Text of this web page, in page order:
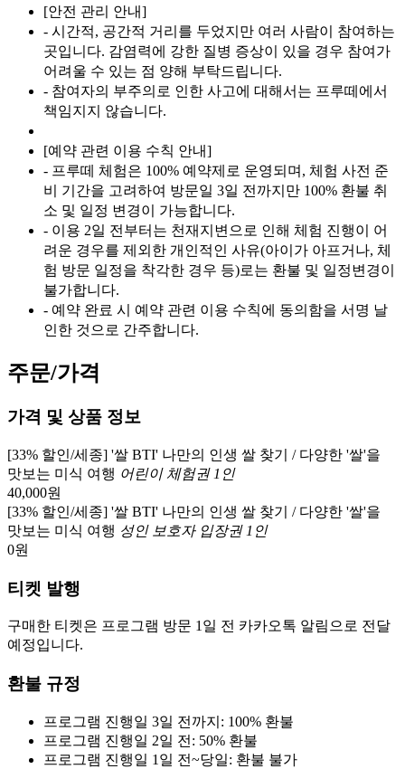
[안전 관리 안내]
- 시간적, 공간적 거리를 두었지만 여러 사람이 참여하는
곳입니다. 감염력에 강한 질병 증상이 있을 경우 참여가
어려울 수 있는 점 양해 부탁드립니다.
- 참여자의 부주의로 인한 사고에 대해서는 프루떼에서
책임지지 않습니다.
[예약 관련 이용 수칙 안내]
- 프루떼 체험은 100% 예약제로 운영되며, 체험 사전 준
비 기간을 고려하여 방문일 3일 전까지만 100% 환불 취
소 및 일정 변경이 가능합니다.
- 이용 2일 전부터는 천재지변으로 인해 체험 진행이 어
려운 경우를 제외한 개인적인 사유(아이가 아프거나, 체
험 방문 일정을 착각한 경우 등)로는 환불 및 일정변경이
불가합니다.
- 예약 완료 시 예약 관련 이용 수칙에 동의함을 서명 날
인한 것으로 간주합니다.
주문/가격
가격 및 상품 정보
[33% 할인/세종] '쌀 BTI' 나만의 인생 쌀 찾기 / 다양한 '쌀'을
맛보는 미식 여행 어린이 체험권 1인
40,000원
[33% 할인/세종] '쌀 BTI' 나만의 인생 쌀 찾기 / 다양한 '쌀'을
맛보는 미식 여행 성인 보호자 입장권 1인
0원
티켓 발행
구매한 티켓은 프로그램 방문 1일 전 카카오톡 알림으로 전달
예정입니다.
환불 규정
프로그램 진행일 3일 전까지: 100% 환불
프로그램 진행일 2일 전: 50% 환불
프로그램 진행일 1일 전~당일: 환불 불가